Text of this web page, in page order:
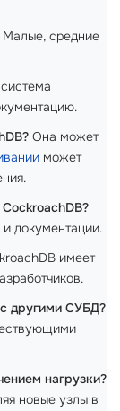
Малые, средние
Она может
может
документации.
имеет
другими СУБД?
нагрузки?
новые узлы в